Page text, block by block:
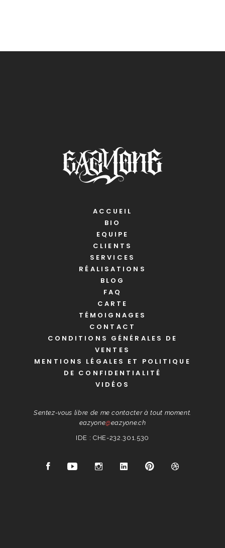
ACCUEIL
BIO
EQUIPE
CLIENTS
SERVICES
RÉALISATIONS
BLOG
FAQ
CARTE
TÉMOIGNAGES
CONTACT
CONDITIONS GÉNÉRALES DE
VENTES
MENTIONS LÉGALES ET POLITIQUE
DE CONFIDENTIALITÉ
VIDÉOS
Sentez-vous libre de me contacter à tout moment.
eazyone@eazyone.ch
IDE : CHE-232.301.530